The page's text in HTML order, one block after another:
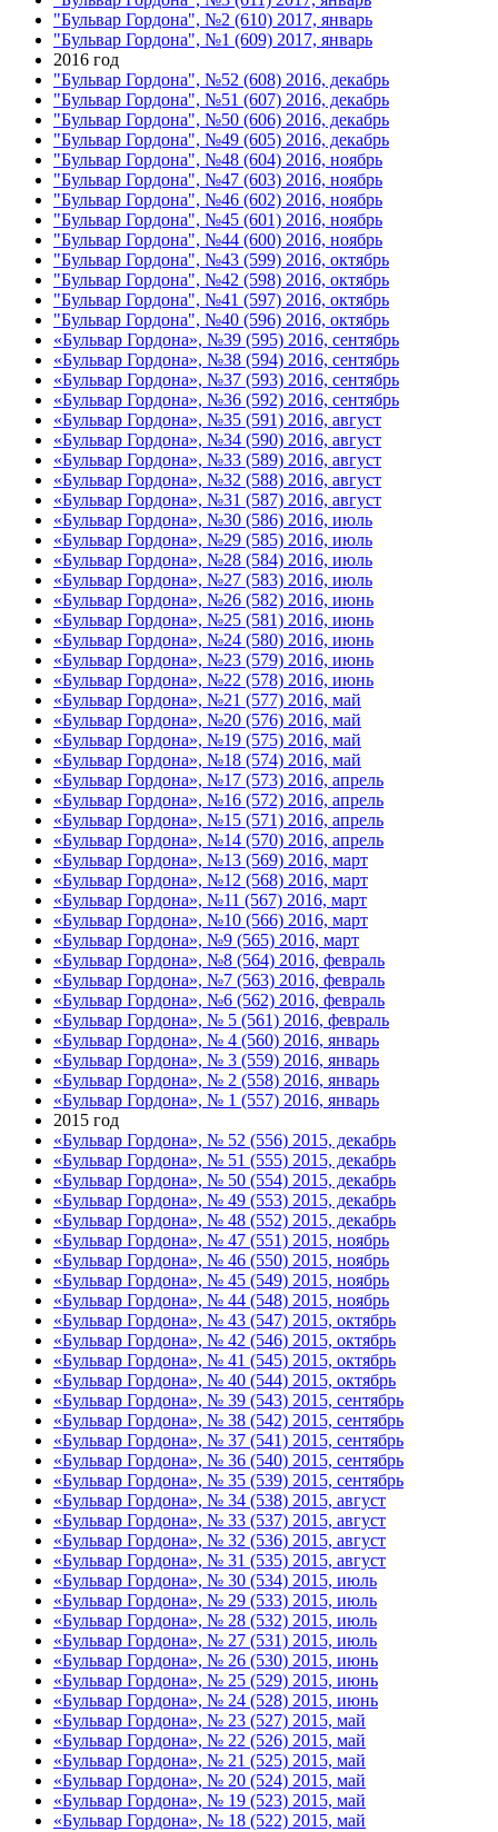
"Бульвар Гордона", №2 (610) 2017, январь
"Бульвар Гордона", №1 (609) 2017, январь
2016 год
"Бульвар Гордона", №52 (608) 2016, декабрь
"Бульвар Гордона", №51 (607) 2016, декабрь
"Бульвар Гордона", №50 (606) 2016, декабрь
"Бульвар Гордона", №49 (605) 2016, декабрь
"Бульвар Гордона", №48 (604) 2016, ноябрь
"Бульвар Гордона", №47 (603) 2016, ноябрь
"Бульвар Гордона", №46 (602) 2016, ноябрь
"Бульвар Гордона", №45 (601) 2016, ноябрь
"Бульвар Гордона", №44 (600) 2016, ноябрь
"Бульвар Гордона", №43 (599) 2016, октябрь
"Бульвар Гордона", №42 (598) 2016, октябрь
"Бульвар Гордона", №41 (597) 2016, октябрь
"Бульвар Гордона", №40 (596) 2016, октябрь
«Бульвар Гордона», №39 (595) 2016, сентябрь
«Бульвар Гордона», №38 (594) 2016, сентябрь
«Бульвар Гордона», №37 (593) 2016, сентябрь
«Бульвар Гордона», №36 (592) 2016, сентябрь
«Бульвар Гордона», №35 (591) 2016, август
«Бульвар Гордона», №34 (590) 2016, август
«Бульвар Гордона», №33 (589) 2016, август
«Бульвар Гордона», №32 (588) 2016, август
«Бульвар Гордона», №31 (587) 2016, август
«Бульвар Гордона», №30 (586) 2016, июль
«Бульвар Гордона», №29 (585) 2016, июль
«Бульвар Гордона», №28 (584) 2016, июль
«Бульвар Гордона», №27 (583) 2016, июль
«Бульвар Гордона», №26 (582) 2016, июнь
«Бульвар Гордона», №25 (581) 2016, июнь
«Бульвар Гордона», №24 (580) 2016, июнь
«Бульвар Гордона», №23 (579) 2016, июнь
«Бульвар Гордона», №22 (578) 2016, июнь
«Бульвар Гордона», №21 (577) 2016, май
«Бульвар Гордона», №20 (576) 2016, май
«Бульвар Гордона», №19 (575) 2016, май
«Бульвар Гордона», №18 (574) 2016, май
«Бульвар Гордона», №17 (573) 2016, апрель
«Бульвар Гордона», №16 (572) 2016, апрель
«Бульвар Гордона», №15 (571) 2016, апрель
«Бульвар Гордона», №14 (570) 2016, апрель
«Бульвар Гордона», №13 (569) 2016, март
«Бульвар Гордона», №12 (568) 2016, март
«Бульвар Гордона», №11 (567) 2016, март
«Бульвар Гордона», №10 (566) 2016, март
«Бульвар Гордона», №9 (565) 2016, март
«Бульвар Гордона», №8 (564) 2016, февраль
«Бульвар Гордона», №7 (563) 2016, февраль
«Бульвар Гордона», №6 (562) 2016, февраль
«Бульвар Гордона», № 5 (561) 2016, февраль
«Бульвар Гордона», № 4 (560) 2016, январь
«Бульвар Гордона», № 3 (559) 2016, январь
«Бульвар Гордона», № 2 (558) 2016, январь
«Бульвар Гордона», № 1 (557) 2016, январь
2015 год
«Бульвар Гордона», № 52 (556) 2015, декабрь
«Бульвар Гордона», № 51 (555) 2015, декабрь
«Бульвар Гордона», № 50 (554) 2015, декабрь
«Бульвар Гордона», № 49 (553) 2015, декабрь
«Бульвар Гордона», № 48 (552) 2015, декабрь
«Бульвар Гордона», № 47 (551) 2015, ноябрь
«Бульвар Гордона», № 46 (550) 2015, ноябрь
«Бульвар Гордона», № 45 (549) 2015, ноябрь
«Бульвар Гордона», № 44 (548) 2015, ноябрь
«Бульвар Гордона», № 43 (547) 2015, октябрь
«Бульвар Гордона», № 42 (546) 2015, октябрь
«Бульвар Гордона», № 41 (545) 2015, октябрь
«Бульвар Гордона», № 40 (544) 2015, октябрь
«Бульвар Гордона», № 39 (543) 2015, сентябрь
«Бульвар Гордона», № 38 (542) 2015, сентябрь
«Бульвар Гордона», № 37 (541) 2015, сентябрь
«Бульвар Гордона», № 36 (540) 2015, сентябрь
«Бульвар Гордона», № 35 (539) 2015, сентябрь
«Бульвар Гордона», № 34 (538) 2015, август
«Бульвар Гордона», № 33 (537) 2015, август
«Бульвар Гордона», № 32 (536) 2015, август
«Бульвар Гордона», № 31 (535) 2015, август
«Бульвар Гордона», № 30 (534) 2015, июль
«Бульвар Гордона», № 29 (533) 2015, июль
«Бульвар Гордона», № 28 (532) 2015, июль
«Бульвар Гордона», № 27 (531) 2015, июль
«Бульвар Гордона», № 26 (530) 2015, июнь
«Бульвар Гордона», № 25 (529) 2015, июнь
«Бульвар Гордона», № 24 (528) 2015, июнь
«Бульвар Гордона», № 23 (527) 2015, май
«Бульвар Гордона», № 22 (526) 2015, май
«Бульвар Гордона», № 21 (525) 2015, май
«Бульвар Гордона», № 20 (524) 2015, май
«Бульвар Гордона», № 19 (523) 2015, май
«Бульвар Гордона», № 18 (522) 2015, май